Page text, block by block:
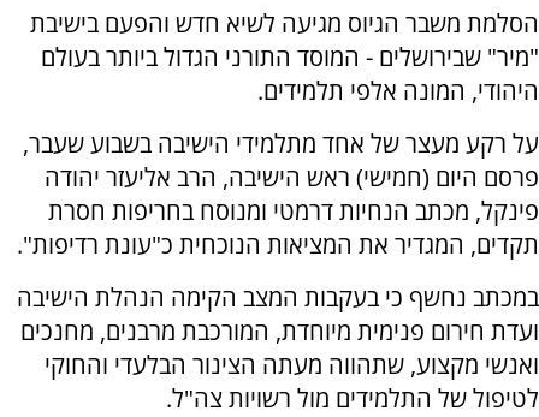
הסלמת משבר הגיוס מגיעה לשיא חדש והפעם בישיבת
"מיר" שבירושלים - המוסד התורני הגדול ביותר בעולם
היהודי, המונה אלפי תלמידים.
על רקע מעצר של אחד מתלמידי הישיבה בשבוע שעבר,
פרסם היום (חמישי) ראש הישיבה, הרב אליעזר יהודה
פינקל, מכתב הנחיות דרמטי ומנוסח בחריפות חסרת
תקדים, המגדיר את המציאות הנוכחית כ"עונת רדיפות".
במכתב נחשף כי בעקבות המצב הקימה הנהלת הישיבה
ועדת חירום פנימית מיוחדת, המורכבת מרבנים, מחנכים
ואנשי מקצוע, שתהווה מעתה הצינור הבלעדי והחוקי
לטיפול של התלמידים מול רשויות צה"ל.